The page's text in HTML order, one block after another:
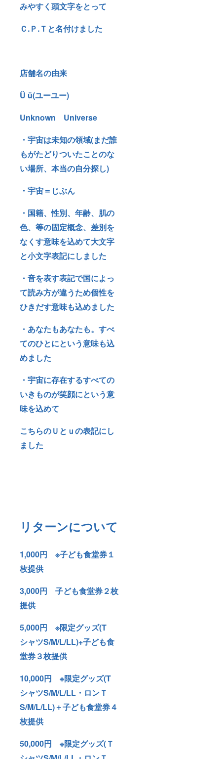
みやすく頭文字をとって
Ｃ.Ｐ.Ｔと名付けました
店舗名の由来
Ü ü(ユーユー)
Unknown Universe
・宇宙は未知の領域(まだ誰
もがたどりついたことのな
い場所、本当の自分探し)
・宇宙＝じぶん
・国籍、性別、年齢、肌の
色、等の固定概念、差別を
なくす意味を込めて大文字
と小文字表記にしました
・音を表す表記で国によっ
て読み方が違うため個性を
ひきだす意味も込めました
・あなたもあなたも。すべ
てのひとにという意味も込
めました
・宇宙に存在するすべての
いきものが笑顔にという意
味を込めて
こちらのＵとｕの表記にし
ました
リターンについて
1,000円 ※子ども食堂券１
枚提供
3,000円 子ども食堂券２枚
提供
5,000円 ※限定グッズ(T
シャツS/M/L/LL)+子ども食
堂券３枚提供
10,000円 ※限定グッズ(T
シャツS/M/L/LL・ロンＴ
S/M/L/LL)＋子ども食堂券４
枚提供
50,000円 ※限定グッズ(Ｔ